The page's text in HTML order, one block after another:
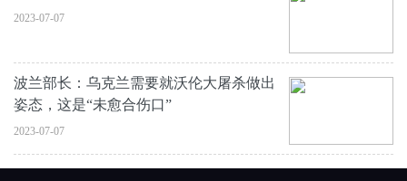
2023-07-07
波兰部长：乌克兰需要就沃伦大屠杀做出
姿态，这是“未愈合伤口”
2023-07-07